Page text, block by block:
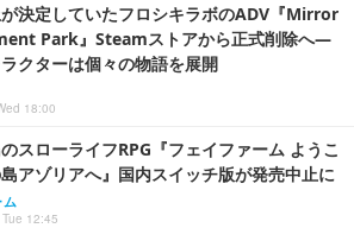
決定していたフロシキラボのADV『Mirror
Park』Steamストアから正式削除へ―
クターは個々の物語を展開
18:00
スローライフRPG『フェイファーム ようこ
アゾリアへ』国内スイッチ版が発売中止に
12:45